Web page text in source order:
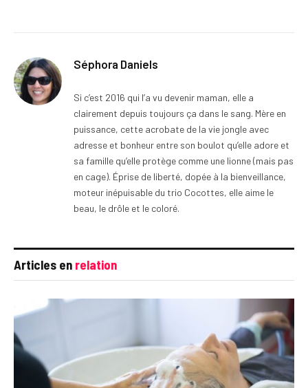
Séphora Daniels
Si c’est 2016 qui l’a vu devenir maman, elle a
clairement depuis toujours ça dans le sang. Mère en
puissance, cette acrobate de la vie jongle avec
adresse et bonheur entre son boulot qu’elle adore et
sa famille qu’elle protège comme une lionne (mais pas
en cage). Éprise de liberté, dopée à la bienveillance,
moteur inépuisable du trio Cocottes, elle aime le
beau, le drôle et le coloré.
Articles en relation